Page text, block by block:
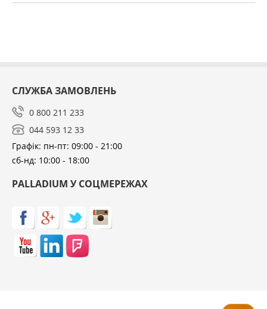
через плече для перехресного носіння, ремінь
Майданчик та елементи кріплення виконані з
анодованого алюмінію. У постачання включено
чохол та додатковий комплект карабінів.
СЛУЖБА ЗАМОВЛЕНЬ
0 800 211 233
044 593 12 33
Графік: пн-пт: 09:00 - 21:00
сб-нд: 10:00 - 18:00
PALLADIUM У СОЦМЕРЕЖАХ